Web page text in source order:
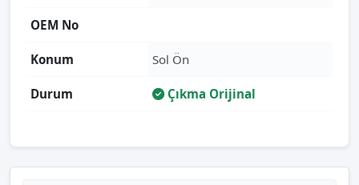
OEM No
Konum Sol Ön
Durum Çıkma Orijinal